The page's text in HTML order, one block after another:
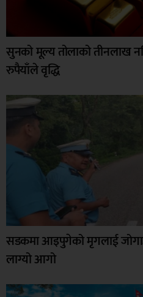
सुनको मूल्य तोलाको तीनलाख
रुपैयाँले वृद्धि
सडकमा आइपुगेको मृगलाई
लाग्यो आगो